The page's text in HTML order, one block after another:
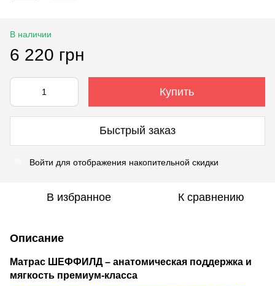
В наличии
6 220 грн
Купить
Быстрый заказ
Войти для отображения накопительной скидки
В избранное К сравнению
Описание
Матрас ШЕФФИЛД – анатомическая поддержка и
мягкость премиум-класса